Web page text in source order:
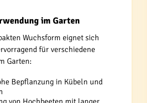
im Garten
Wuchsform eignet sich
für verschiedene
Garten:
Bepflanzung in Kübeln und